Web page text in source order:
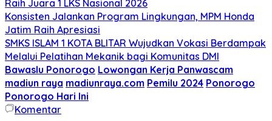
Raih Juara 1 LKS Nasional 2026
Konsisten Jalankan Program Lingkungan, MPM Honda
Jatim Raih Apresiasi
SMKS ISLAM 1 KOTA BLITAR Wujudkan Vokasi Berdampak
Melalui Pelatihan Mekanik bagi Komunitas DMI
Bawaslu Ponorogo Lowongan Kerja Panwascam
madiun raya madiunraya.com Pemilu 2024 Ponorogo
Ponorogo Hari Ini
Komentar